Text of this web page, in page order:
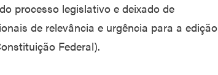
processo legislativo e deixado de
de relevância e urgência para a edição
Federal).